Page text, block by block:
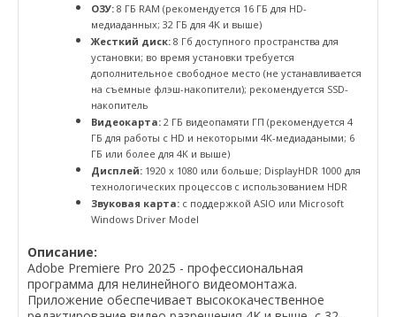
ОЗУ: 8 ГБ RAM (рекомендуется 16 ГБ для HD-
медиаданных; 32 ГБ для 4K и выше)
Жесткий диск: 8 Гб доступного пространства для
установки; во время установки требуется
дополнительное свободное место (не устанавливается
на съемные флэш-накопители); рекомендуется SSD-
накопитель
Видеокарта: 2 ГБ видеопамяти ГП (рекомендуется 4
ГБ для работы с HD и некоторыми 4K-медиадаными; 6
ГБ или более для 4K и выше)
Дисплей: 1920 x 1080 или больше; DisplayHDR 1000 для
технологических процессов с использованием HDR
Звуковая карта: с поддержкой ASIO или Microsoft
Windows Driver Model
Описание:
Adobe Premiere Pro 2025 - профессиональная
программа для нелинейного видеомонтажа.
Приложение обеспечивает высококачественное